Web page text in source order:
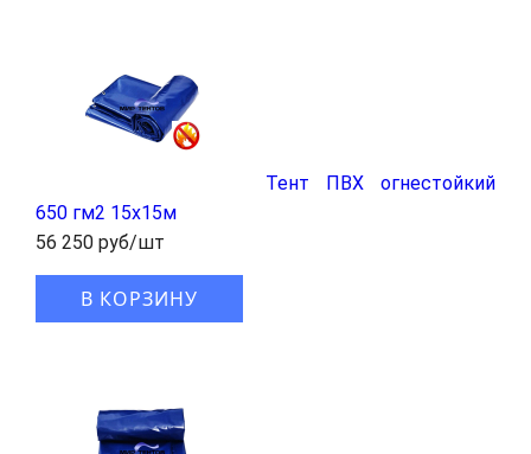
Тент ПВХ огнестойкий
650 гм2 15х15м
56 250 руб/шт
В КОРЗИНУ